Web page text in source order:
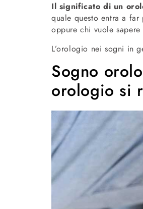
Il significato di un
quale questo entra a
oppure chi vuole
L’orologio nei sogni in
Sogno
orologio si